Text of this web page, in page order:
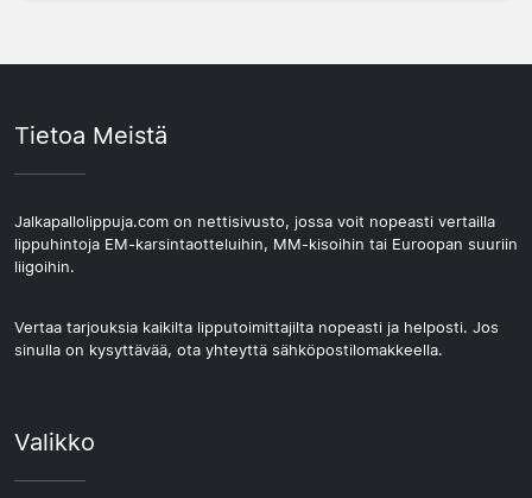
Tietoa Meistä
Jalkapallolippuja.com on nettisivusto, jossa voit nopeasti vertailla
lippuhintoja EM-karsintaotteluihin, MM-kisoihin tai Euroopan suuriin
liigoihin.
Vertaa tarjouksia kaikilta lipputoimittajilta nopeasti ja helposti. Jos
sinulla on kysyttävää, ota yhteyttä sähköpostilomakkeella.
Valikko